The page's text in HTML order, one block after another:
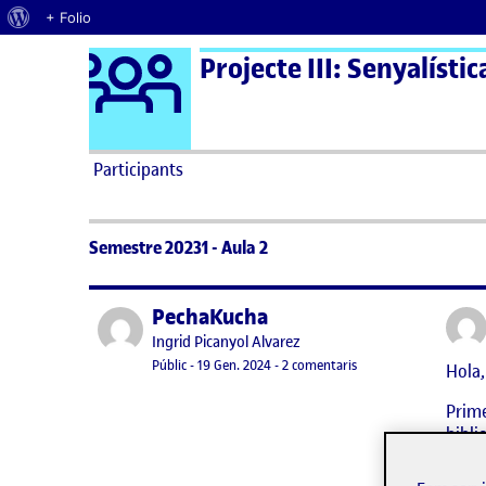
Quant al WordPress
+ Folio
Saltar al contingut Logo Ágora
Projecte III:
Participants
Semestre 20231 - Aula 2
Publicat perPechaKucha
Publicat per
Ingrid Picanyol Alvarez
Visibilitat:
Públic-Data de publicació
19 Gen. 202419 gener, 2024 6:38 pm
-2 comentarisa PechaKucha
Tot